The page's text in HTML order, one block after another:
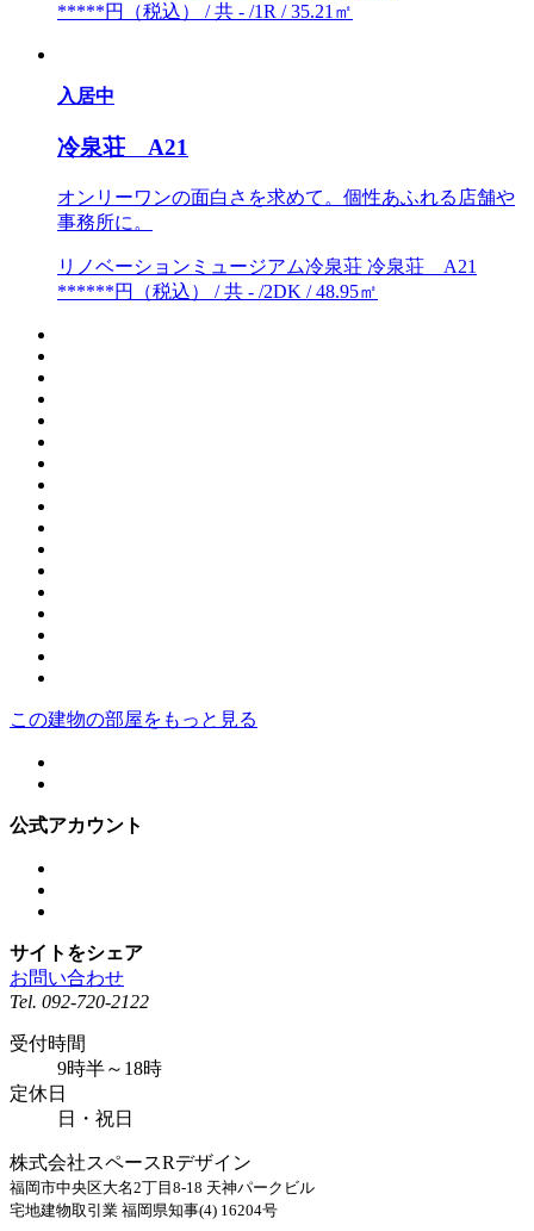
*****円（税込） / 共 - /1R / 35.21㎡
入居中
冷泉荘 A21
オンリーワンの面白さを求めて。個性あふれる店舗や
事務所に。
リノベーションミュージアム冷泉荘 冷泉荘 A21
******円（税込） / 共 - /2DK / 48.95㎡
この建物の部屋をもっと見る
公式アカウント
サイトをシェア
お問い合わせ
Tel. 092-720-2122
受付時間
9時半～18時
定休日
日・祝日
株式会社スペースRデザイン
福岡市中央区大名2丁目8-18 天神パークビル
宅地建物取引業 福岡県知事(4) 16204号